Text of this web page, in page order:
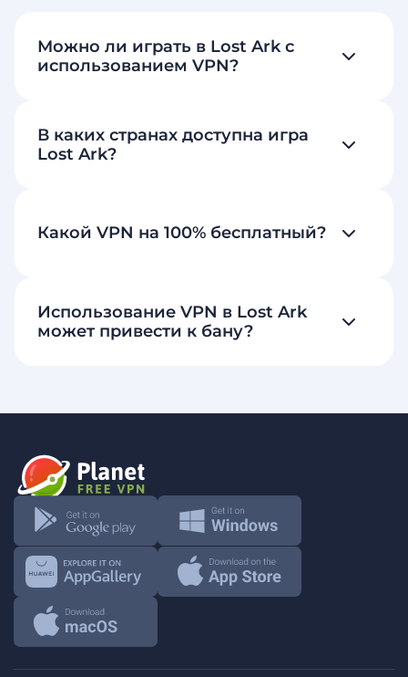
Можно ли играть в Lost Ark с
использованием VPN?
В каких странах доступна игра
Lost Ark?
Какой VPN на 100% бесплатный?
Использование VPN в Lost Ark
может привести к бану?